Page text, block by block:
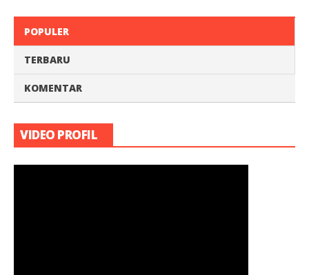
POPULER
TERBARU
KOMENTAR
VIDEO PROFIL